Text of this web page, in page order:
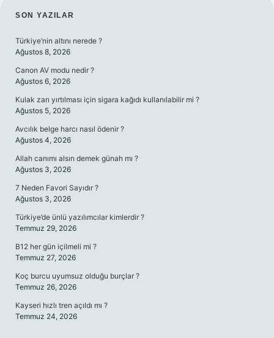
SIDEBAR
SON YAZILAR
Türkiye’nin altını nerede ?
Ağustos 8, 2026
Canon AV modu nedir ?
Ağustos 6, 2026
Kulak zarı yırtılması için sigara kağıdı kullanılabilir mi ?
Ağustos 5, 2026
Avcılık belge harcı nasıl ödenir ?
Ağustos 4, 2026
Allah canımı alsın demek günah mı ?
Ağustos 3, 2026
7 Neden Favori Sayıdır ?
Ağustos 3, 2026
Türkiye’de ünlü yazılımcılar kimlerdir ?
Temmuz 29, 2026
B12 her gün içilmeli mi ?
Temmuz 27, 2026
Koç burcu uyumsuz olduğu burçlar ?
Temmuz 26, 2026
Kayseri hızlı tren açıldı mı ?
Temmuz 24, 2026